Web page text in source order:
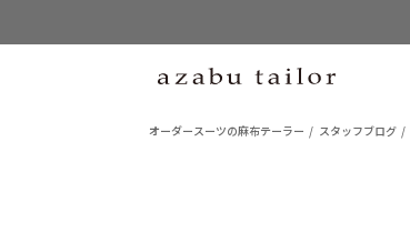
オーダースーツの麻布テーラー スタッフブログ